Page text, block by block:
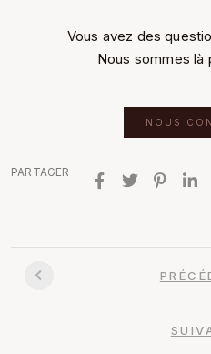
Vous avez des
Nous sommes là
NOUS
PARTAGER